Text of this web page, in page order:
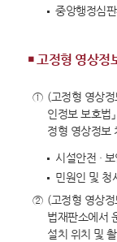
중앙행정심
￭ 고정형 영상정
① (고정형 영상
인정보 보호법
정형 영상정보
시설안전 ·
민원인 및 청
② (고정형 영상
법재판소에서
설치 위치 및